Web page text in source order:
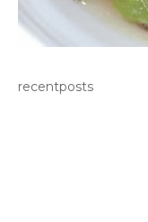
recentposts